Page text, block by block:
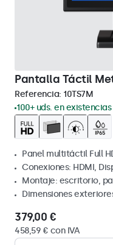
Pantalla Táctil
Referencia: 10TS7M
100+ uds. en existencias
Panel multitáctil Full
Conexiones: HDMI,
Montaje: escritorio,
Dimensiones
379,00 €
458,59 € con IVA